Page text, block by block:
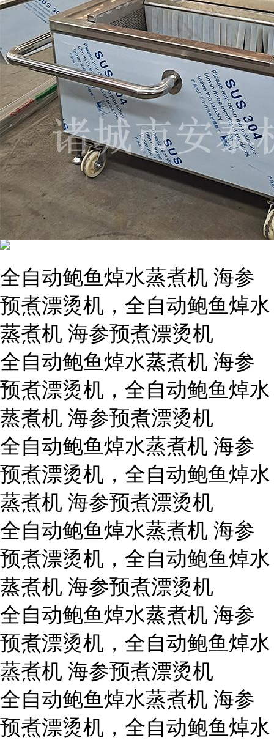
全自动鲍鱼焯水蒸煮机 海参
预煮漂烫机，全自动鲍鱼焯水
蒸煮机 海参预煮漂烫机
全自动鲍鱼焯水蒸煮机 海参
预煮漂烫机，全自动鲍鱼焯水
蒸煮机 海参预煮漂烫机
全自动鲍鱼焯水蒸煮机 海参
预煮漂烫机，全自动鲍鱼焯水
蒸煮机 海参预煮漂烫机
全自动鲍鱼焯水蒸煮机 海参
预煮漂烫机，全自动鲍鱼焯水
蒸煮机 海参预煮漂烫机
全自动鲍鱼焯水蒸煮机 海参
预煮漂烫机，全自动鲍鱼焯水
蒸煮机 海参预煮漂烫机
全自动鲍鱼焯水蒸煮机 海参
预煮漂烫机，全自动鲍鱼焯水